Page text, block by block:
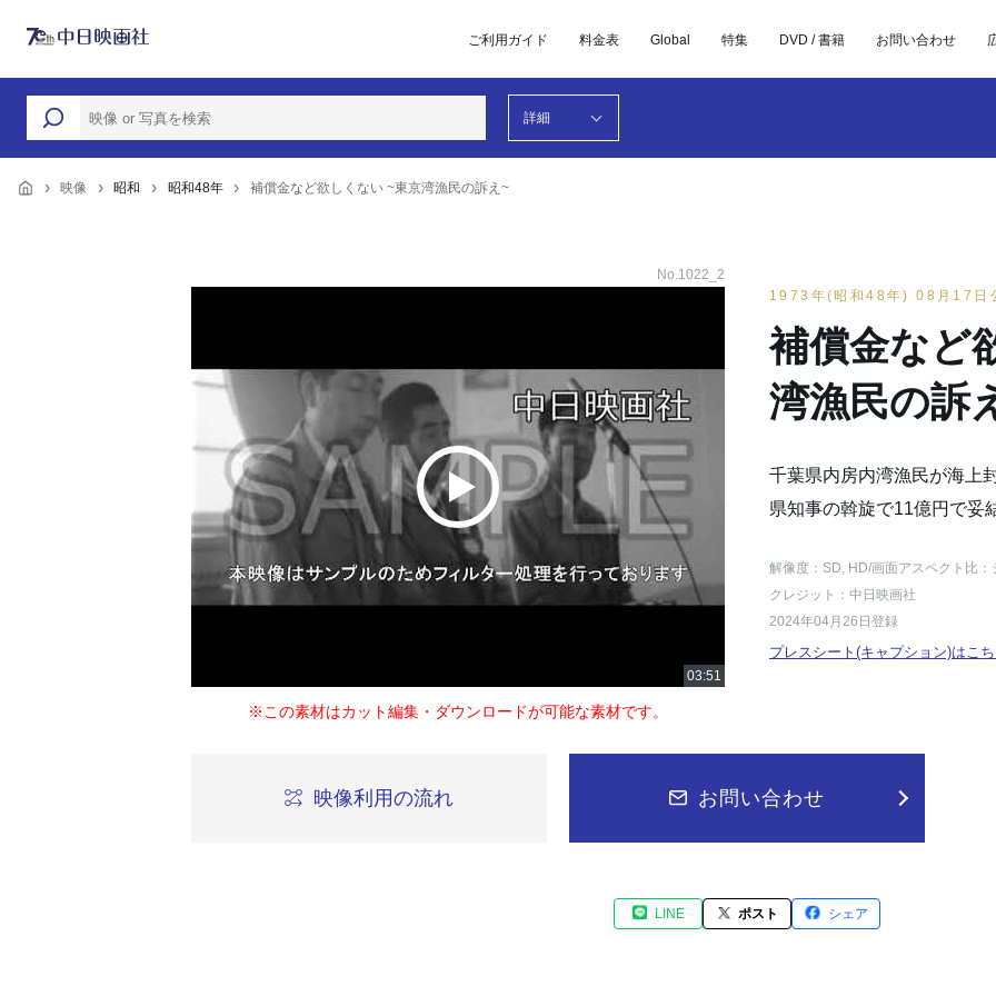
ご利用ガイド 料金表 Global 特集 DVD / 書籍 お問い合わせ
詳細
映像 昭和 昭和48年 補償金など欲しくない ~東京湾漁民の訴え~
No.1022_2
※この素材はカット編集・ダウンロードが可能な素材です。
1973年(昭和48年) 08月17日
補償金など
湾漁民の訴
千葉県内房内湾漁民が海上封
県知事の斡旋で11億円で妥
解像度：SD, HD/画面アスペクト比
クレジット：中日映画社
2024年04月26日登録
プレスシート(キャプション)はこち
映像利用の流れ お問い合わせ
LINE ポスト シェア